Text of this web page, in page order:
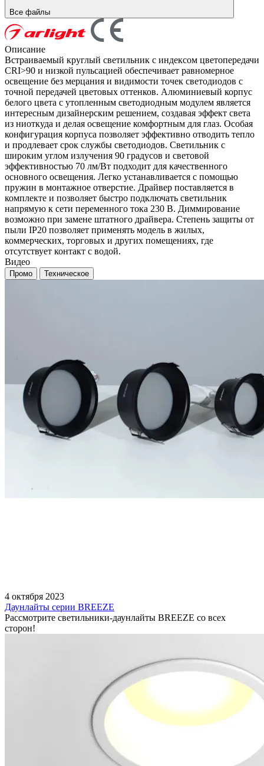
Все файлы
Описание
Встраиваемый круглый светильник с индексом цветопередачи
CRI>90 и низкой пульсацией обеспечивает равномерное
освещение без мерцания и видимости точек светодиодов с
точной передачей цветовых оттенков. Алюминиевый корпус
белого цвета с утопленным светодиодным модулем является
интересным дизайнерским решением, создавая эффект света
из ниоткуда и делая освещение комфортным для глаз. Особая
конфигурация корпуса позволяет эффективно отводить тепло
и продлевает срок службы светодиодов. Светильник с
широким углом излучения 90 градусов и световой
эффективностью 70 лм/Вт подходит для качественного
основного освещения. Легко устанавливается с помощью
пружин в монтажное отверстие. Драйвер поставляется в
комплекте и позволяет быстро подключать светильник
напрямую к сети переменного тока 230 В. Диммирование
возможно при замене штатного драйвера. Степень защиты от
пыли IP20 позволяет применять модель в жилых,
коммерческих, торговых и других помещениях, где
отсутствует контакт с водой.
Видео
Промо Техническое
4 октября 2023
Даунлайты серии BREEZE
Рассмотрите светильники-даунлайты BREEZE со всех
сторон!